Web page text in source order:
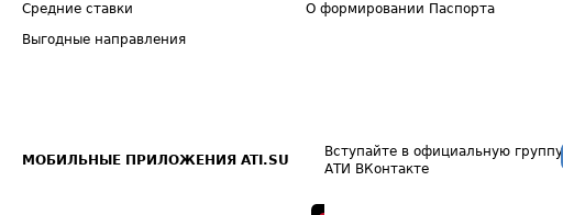
Средние ставки
Выгодные направления
О формировании Паспорта
МОБИЛЬНЫЕ ПРИЛОЖЕНИЯ ATI.SU
Вступайте в официальную группу
АТИ ВКонтакте